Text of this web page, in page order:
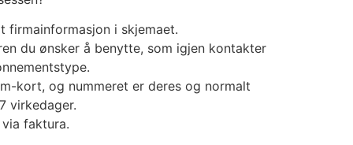
firmainformasjon i skjemaet.
du ønsker å benytte, som igjen kontakter
kort, og nummeret er deres og normalt
virkedager.
faktura.